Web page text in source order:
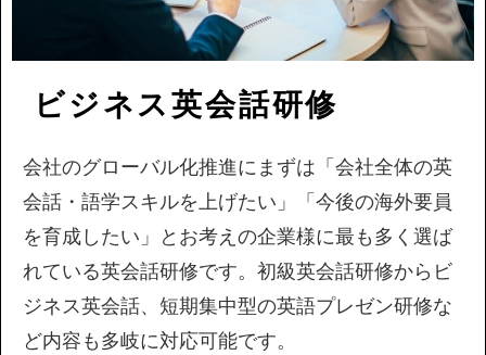
ビジネス英会話研修
会社のグローバル化推進にまずは「会社全体の英
会話・語学スキルを上げたい」「今後の海外要員
を育成したい」とお考えの企業様に最も多く選ば
れている英会話研修です。初級英会話研修からビ
ジネス英会話、短期集中型の英語プレゼン研修な
ど内容も多岐に対応可能です。